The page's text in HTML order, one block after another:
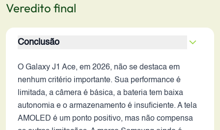
Veredito final
Conclusão
O Galaxy J1 Ace, em 2026, não se destaca em
nenhum critério importante. Sua performance é
limitada, a câmera é básica, a bateria tem baixa
autonomia e o armazenamento é insuficiente. A tela
AMOLED é um ponto positivo, mas não compensa